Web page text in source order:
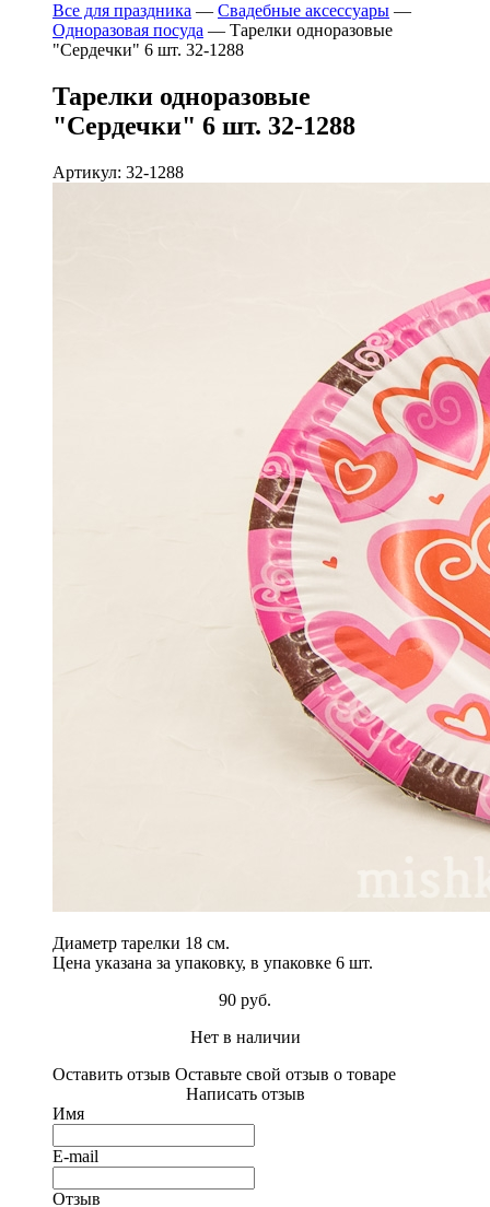
Все для праздника — Свадебные аксессуары —
Одноразовая посуда — Тарелки одноразовые
"Сердечки" 6 шт. 32-1288
Тарелки одноразовые
"Сердечки" 6 шт. 32-1288
Артикул: 32-1288
Диаметр тарелки 18 см.
Цена указана за упаковку, в упаковке 6 шт.
90 руб.
Нет в наличии
Оставить отзыв Оставьте свой отзыв о товаре
Написать отзыв
Имя
E-mail
Отзыв